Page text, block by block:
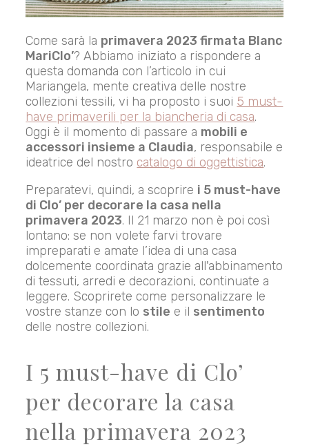
Come sarà la primavera 2023 firmata Blanc
MariClo’? Abbiamo iniziato a rispondere a
questa domanda con l’articolo in cui
Mariangela, mente creativa delle nostre
collezioni tessili, vi ha proposto i suoi 5 must-
have primaverili per la biancheria di casa.
Oggi è il momento di passare a mobili e
accessori insieme a Claudia, responsabile e
ideatrice del nostro catalogo di oggettistica.
Preparatevi, quindi, a scoprire i 5 must-have
di Clo’ per decorare la casa nella
primavera 2023. Il 21 marzo non è poi così
lontano: se non volete farvi trovare
impreparati e amate l’idea di una casa
dolcemente coordinata grazie all'abbinamento
di tessuti, arredi e decorazioni, continuate a
leggere. Scoprirete come personalizzare le
vostre stanze con lo stile e il sentimento
delle nostre collezioni.
I 5 must-have di Clo’
per decorare la casa
nella primavera 2023